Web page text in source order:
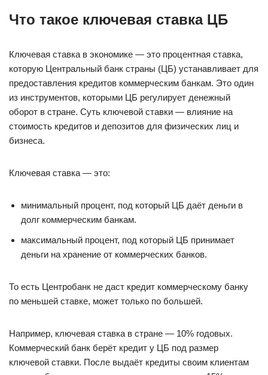
Что такое ключевая ставка ЦБ
Ключевая ставка в экономике — это процентная ставка,
которую Центральный банк страны (ЦБ) устанавливает для
предоставления кредитов коммерческим банкам. Это один
из инструментов, которыми ЦБ регулирует денежный
оборот в стране. Суть ключевой ставки — влияние на
стоимость кредитов и депозитов для физических лиц и
бизнеса.
Ключевая ставка — это:
минимальный процент, под который ЦБ даёт деньги в
долг коммерческим банкам.
максимальный процент, под который ЦБ принимает
деньги на хранение от коммерческих банков.
То есть Центробанк не даст кредит коммерческому банку
по меньшей ставке, может только по большей.
Например, ключевая ставка в стране — 10% годовых.
Коммерческий банк берёт кредит у ЦБ под размер
ключевой ставки. После выдаёт кредиты своим клиентам